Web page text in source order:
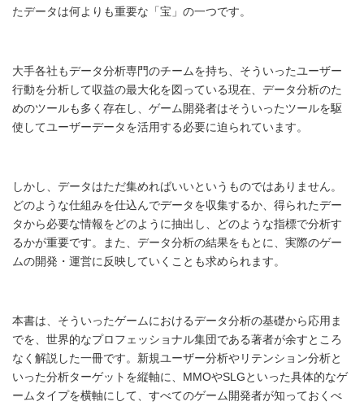
たデータは何よりも重要な「宝」の一つです。
大手各社もデータ分析専門のチームを持ち、そういったユーザー
行動を分析して収益の最大化を図っている現在、データ分析のた
めのツールも多く存在し、ゲーム開発者はそういったツールを駆
使してユーザーデータを活用する必要に迫られています。
しかし、データはただ集めればいいというものではありません。
どのような仕組みを仕込んでデータを収集するか、得られたデー
タから必要な情報をどのように抽出し、どのような指標で分析す
るかが重要です。また、データ分析の結果をもとに、実際のゲー
ムの開発・運営に反映していくことも求められます。
本書は、そういったゲームにおけるデータ分析の基礎から応用ま
でを、世界的なプロフェッショナル集団である著者が余すところ
なく解説した一冊です。新規ユーザー分析やリテンション分析と
いった分析ターゲットを縦軸に、MMOやSLGといった具体的なゲ
ームタイプを横軸にして、すべてのゲーム開発者が知っておくべ